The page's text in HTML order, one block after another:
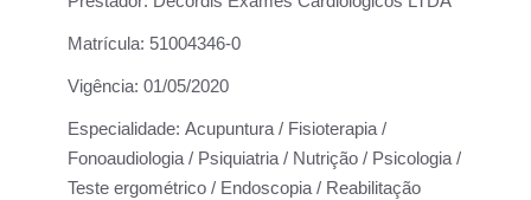
Matrícula: 51004346-0
Vigência: 01/05/2020
Especialidade: Acupuntura / Fisioterapia /
Fonoaudiologia / Psiquiatria / Nutrição / Psicologia /
Teste ergométrico / Endoscopia / Reabilitação